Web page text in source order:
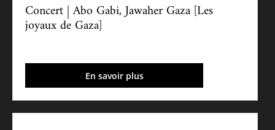
Concert | Abo Gabi, Jawaher Gaza [Les
joyaux de Gaza]
En savoir plus